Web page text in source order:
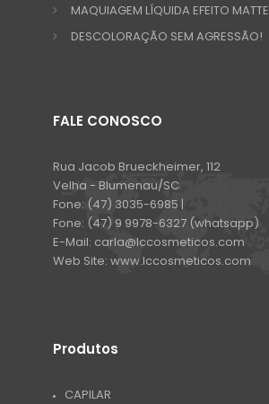
MAQUIAGEM LÍQUIDA EFEITO MATTE
DESCOLORAÇÃO SEM AGRESSÃO!
FALE CONOSCO
Rua Jacob Brueckheimer, 112
Velha - Blumenau/SC
Fone: (47) 3035-6985 |
Fone: (47) 9 9978-6327 (whatsapp)
E-Mail: carla@lccosmeticos.com
Web Site: www.lccosmeticos.com
Produtos
CAPILAR